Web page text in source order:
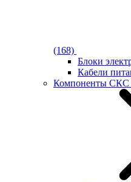
(168)
Блоки
Кабели
Компоненты СКС